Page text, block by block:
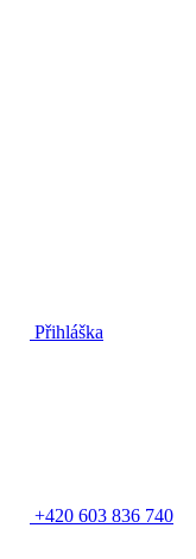
Přihláška
+420 603 836 740